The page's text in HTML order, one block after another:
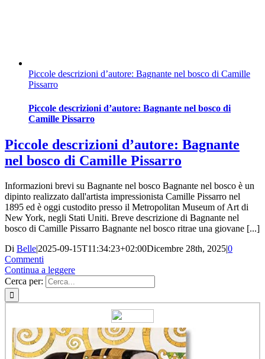
Piccole descrizioni d’autore: Bagnante nel bosco di Camille
Pissarro
Piccole descrizioni d’autore: Bagnante nel bosco di
Camille Pissarro
Piccole descrizioni d’autore: Bagnante
nel bosco di Camille Pissarro
Informazioni brevi su Bagnante nel bosco Bagnante nel bosco è un
dipinto realizzato dall'artista impressionista Camille Pissarro nel
1895 ed è oggi custodito presso il Metropolitan Museum of Art di
New York, negli Stati Uniti. Breve descrizione di Bagnante nel
bosco di Camille Pissarro Bagnante nel bosco ritrae una giovane [...]
Di Belle|2025-09-15T11:34:23+02:00Dicembre 28th, 2025|0
Commenti
Continua a leggere
Cerca per: